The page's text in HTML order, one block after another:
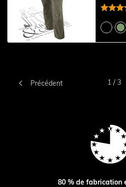
 Précédent 1 / 3
80 % de fabrication